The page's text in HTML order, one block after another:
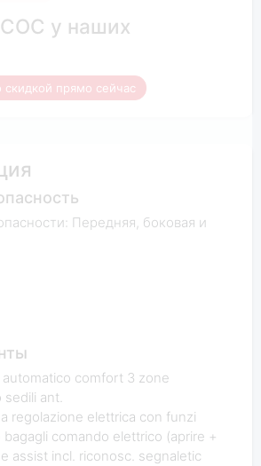
у наших
скидкой прямо сейчас
Передняя, боковая и
automatico comfort 3 zone
sedili ant.
regolazione elettrica con funzi
comando elettrico (aprire +
assist incl. riconosc. segnaletic